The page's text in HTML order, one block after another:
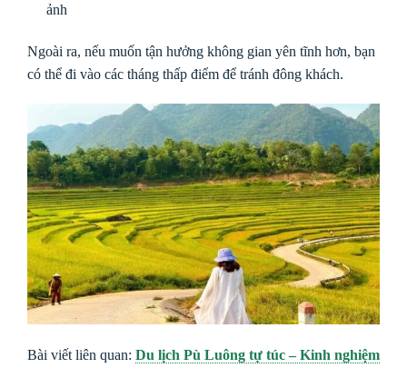
ảnh
Ngoài ra, nếu muốn tận hưởng không gian yên tĩnh hơn, bạn
có thể đi vào các tháng thấp điểm để tránh đông khách.
Bài viết liên quan: Du lịch Pù Luông tự túc – Kinh nghiệm